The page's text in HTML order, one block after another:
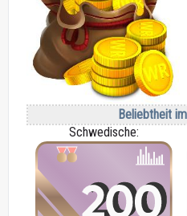
Beliebtheit
Schwedische: